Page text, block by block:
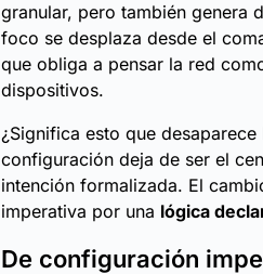
granular, pero también genera
foco se desplaza desde el
que obliga a pensar la red
dispositivos.
¿Significa esto que
configuración deja de ser el
intención formalizada. El
imperativa por una lógica
De configuración